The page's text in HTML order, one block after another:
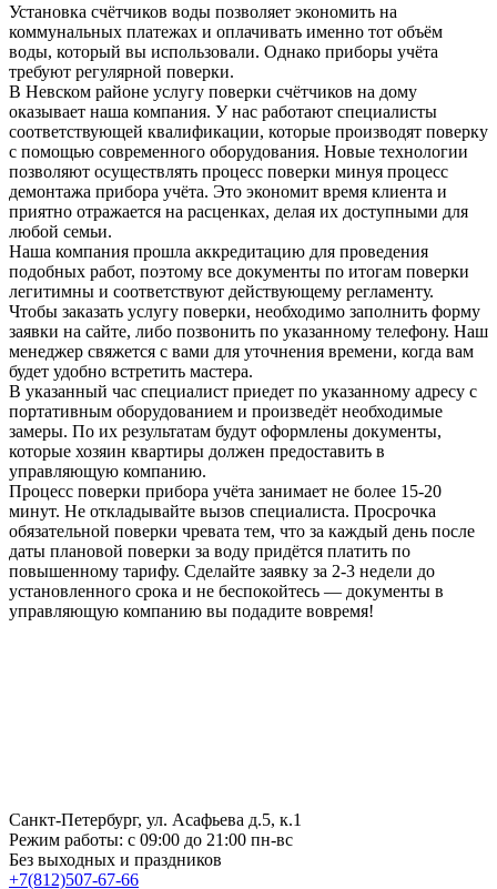
Установка счётчиков воды позволяет экономить на
коммунальных платежах и оплачивать именно тот объём
воды, который вы использовали. Однако приборы учёта
требуют регулярной поверки.
В Невском районе услугу поверки счётчиков на дому
оказывает наша компания. У нас работают специалисты
соответствующей квалификации, которые производят поверку
с помощью современного оборудования. Новые технологии
позволяют осуществлять процесс поверки минуя процесс
демонтажа прибора учёта. Это экономит время клиента и
приятно отражается на расценках, делая их доступными для
любой семьи.
Наша компания прошла аккредитацию для проведения
подобных работ, поэтому все документы по итогам поверки
легитимны и соответствуют действующему регламенту.
Чтобы заказать услугу поверки, необходимо заполнить форму
заявки на сайте, либо позвонить по указанному телефону. Наш
менеджер свяжется с вами для уточнения времени, когда вам
будет удобно встретить мастера.
В указанный час специалист приедет по указанному адресу с
портативным оборудованием и произведёт необходимые
замеры. По их результатам будут оформлены документы,
которые хозяин квартиры должен предоставить в
управляющую компанию.
Процесс поверки прибора учёта занимает не более 15-20
минут. Не откладывайте вызов специалиста. Просрочка
обязательной поверки чревата тем, что за каждый день после
даты плановой поверки за воду придётся платить по
повышенному тарифу. Сделайте заявку за 2-3 недели до
установленного срока и не беспокойтесь — документы в
управляющую компанию вы подадите вовремя!
Санкт-Петербург, ул. Асафьева д.5, к.1
Режим работы: с 09:00 до 21:00 пн-вс
Без выходных и праздников
+7(812)507-67-66